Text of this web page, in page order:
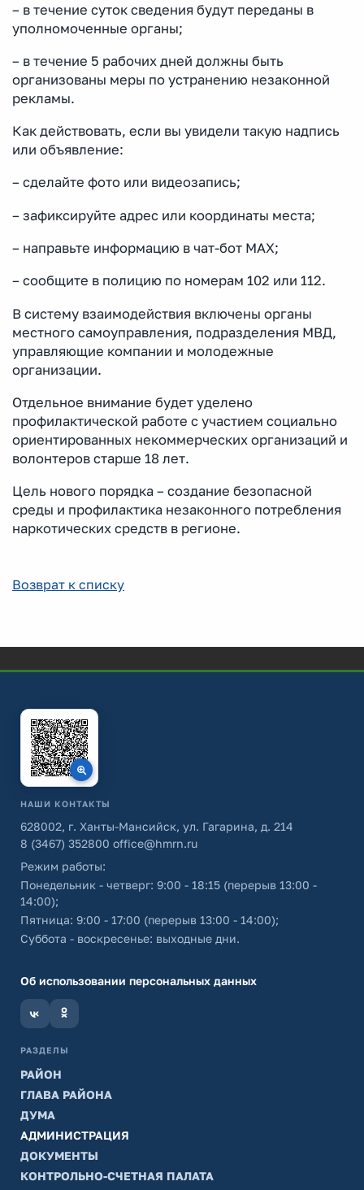
– в течение суток сведения будут переданы в
уполномоченные органы;
– в течение 5 рабочих дней должны быть
организованы меры по устранению незаконной
рекламы.
Как действовать, если вы увидели такую надпись
или объявление:
– сделайте фото или видеозапись;
– зафиксируйте адрес или координаты места;
– направьте информацию в чат-бот MAX;
– сообщите в полицию по номерам 102 или 112.
В систему взаимодействия включены органы
местного самоуправления, подразделения МВД,
управляющие компании и молодежные
организации.
Отдельное внимание будет уделено
профилактической работе с участием социально
ориентированных некоммерческих организаций и
волонтеров старше 18 лет.
Цель нового порядка – создание безопасной
среды и профилактика незаконного потребления
наркотических средств в регионе.
Возврат к списку
НАШИ КОНТАКТЫ
628002, г. Ханты-Мансийск, ул. Гагарина, д. 214
8 (3467) 352800 office@hmrn.ru
Режим работы:
Понедельник - четверг: 9:00 - 18:15 (перерыв 13:00 -
14:00);
Пятница: 9:00 - 17:00 (перерыв 13:00 - 14:00);
Суббота - воскресенье: выходные дни.
Об использовании персональных данных
РАЗДЕЛЫ
РАЙОН
ГЛАВА РАЙОНА
ДУМА
АДМИНИСТРАЦИЯ
ДОКУМЕНТЫ
КОНТРОЛЬНО-СЧЕТНАЯ ПАЛАТА